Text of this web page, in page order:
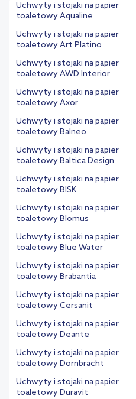
Uchwyty i stojaki na papier
toaletowy Aqualine
Uchwyty i stojaki na papier
toaletowy Art Platino
Uchwyty i stojaki na papier
toaletowy AWD Interior
Uchwyty i stojaki na papier
toaletowy Axor
Uchwyty i stojaki na papier
toaletowy Balneo
Uchwyty i stojaki na papier
toaletowy Baltica Design
Uchwyty i stojaki na papier
toaletowy BISK
Uchwyty i stojaki na papier
toaletowy Blomus
Uchwyty i stojaki na papier
toaletowy Blue Water
Uchwyty i stojaki na papier
toaletowy Brabantia
Uchwyty i stojaki na papier
toaletowy Cersanit
Uchwyty i stojaki na papier
toaletowy Deante
Uchwyty i stojaki na papier
toaletowy Dornbracht
Uchwyty i stojaki na papier
toaletowy Duravit